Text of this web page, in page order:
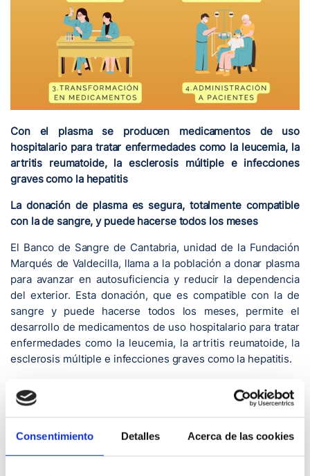
Consentimiento Detalles Acerca de las cookies
Con el plasma se producen medicamentos de uso
hospitalario para tratar enfermedades como la leucemia, la
artritis reumatoide, la esclerosis múltiple e infecciones
graves como la hepatitis
La donación de plasma es segura, totalmente compatible
con la de sangre, y puede hacerse todos los meses
El Banco de Sangre de Cantabria, unidad de la Fundación
Marqués de Valdecilla, llama a la población a donar plasma
para avanzar en autosuficiencia y reducir la dependencia
del exterior. Esta donación, que es compatible con la de
sangre y puede hacerse todos los meses, permite el
desarrollo de medicamentos de uso hospitalario para tratar
enfermedades como la leucemia, la artritis reumatoide, la
esclerosis múltiple e infecciones graves como la hepatitis.
no el suficiente. Es por este motivo que desde el Banco de
Sangre se pide a la población donar plasma por aféresis.
Así, mediante la donación por aféresis se extrae uno o